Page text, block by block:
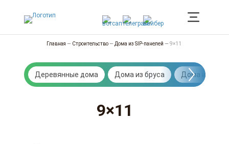
Главная — Строительство— Дома из SIP-панелей —9×11
Деревянные дома Дома из бруса Дома из
9×11